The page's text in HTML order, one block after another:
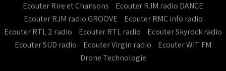
Ecouter Rire et Chansons
Ecouter RJM radio DANCE
Ecouter RJM radio GROOVE
Ecouter RMC info radio
Ecouter RTL 2 radio
Ecouter RTL radio
Ecouter Skyrock radio
Ecouter SUD radio
Ecouter Virgin radio
Ecouter WIT FM
Drone Technologie